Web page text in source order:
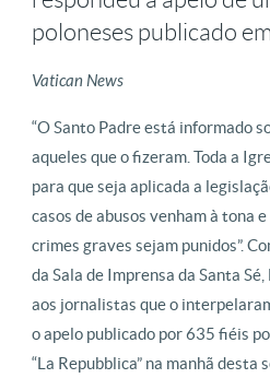
poloneses publicado
Vatican News
“O Santo Padre está informado
aqueles que o fizeram. Toda a
para que seja aplicada a
casos de abusos venham à tona
crimes graves sejam punidos”.
da Sala de Imprensa da Santa
aos jornalistas que o
o apelo publicado por 635 fiéis
“La Repubblica” na manhã desta